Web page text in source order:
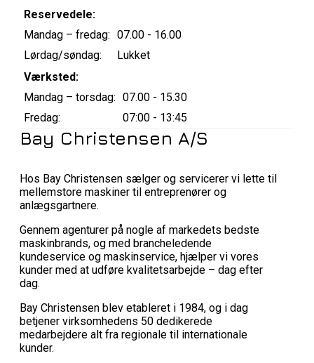
Reservedele:
Mandag – fredag: 07.00 - 16.00
Lørdag/søndag:
Lukket
Værksted:
Mandag – torsdag: 07.00 - 15.30
Fredag:
07:00 - 13:45
Bay Christensen A/S
Hos Bay Christensen sælger og servicerer vi lette til
mellemstore maskiner til entreprenører og
anlægsgartnere.
Gennem agenturer på nogle af markedets bedste
maskinbrands, og med brancheledende
kundeservice og maskinservice, hjælper vi vores
kunder med at udføre kvalitetsarbejde – dag efter
dag.
Bay Christensen blev etableret i 1984, og i dag
betjener virksomhedens 50 dedikerede
medarbejdere alt fra regionale til internationale
kunder.